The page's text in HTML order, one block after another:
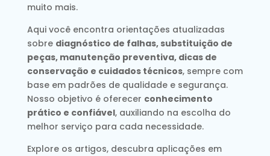
muito mais.
Aqui você encontra orientações atualizadas
sobre diagnóstico de falhas, substituição de
peças, manutenção preventiva, dicas de
conservação e cuidados técnicos, sempre com
base em padrões de qualidade e segurança.
Nosso objetivo é oferecer conhecimento
prático e confiável, auxiliando na escolha do
melhor serviço para cada necessidade.
Explore os artigos, descubra aplicações em